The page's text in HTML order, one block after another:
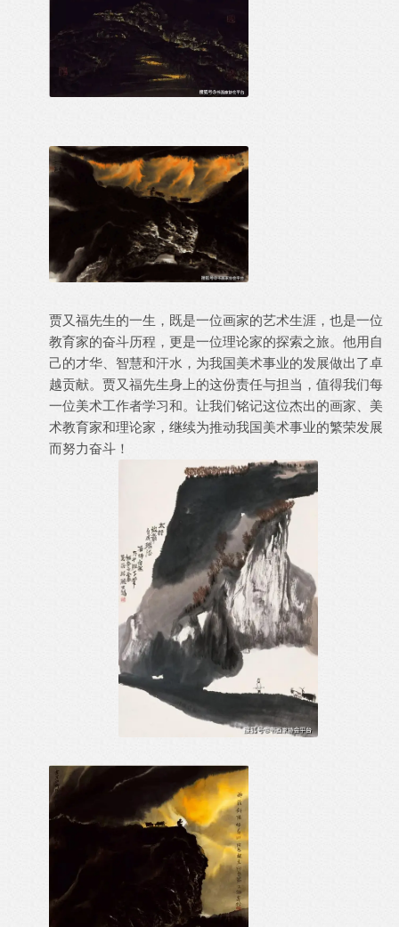
贾又福先生的一生，既是一位画家的艺术生涯，也是一位
教育家的奋斗历程，更是一位理论家的探索之旅。他用自
己的才华、智慧和汗水，为我国美术事业的发展做出了卓
越贡献。贾又福先生身上的这份责任与担当，值得我们每
一位美术工作者学习和。让我们铭记这位杰出的画家、美
术教育家和理论家，继续为推动我国美术事业的繁荣发展
而努力奋斗！